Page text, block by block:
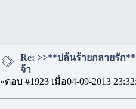
Re: >>**ปล้นร้ายกลายรัก
จ้า
«ตอบ #1923 เมื่อ04-09-2013